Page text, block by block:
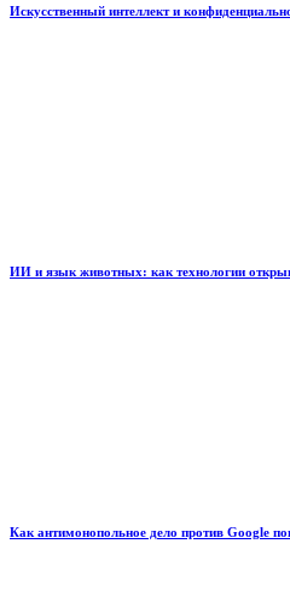
Искусственный интеллект и
ИИ и язык животных: как технологии
Как антимонопольное дело против Google